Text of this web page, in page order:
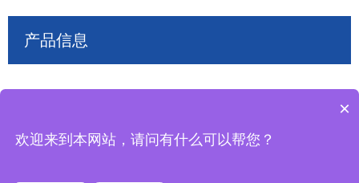
产品信息
×
欢迎来到本网站，请问有什么可以帮您？